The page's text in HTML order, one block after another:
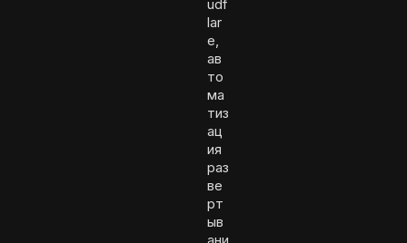
udf
lar
e,
ав
то
ма
тиз
ац
ия
раз
ве
рт
ыв